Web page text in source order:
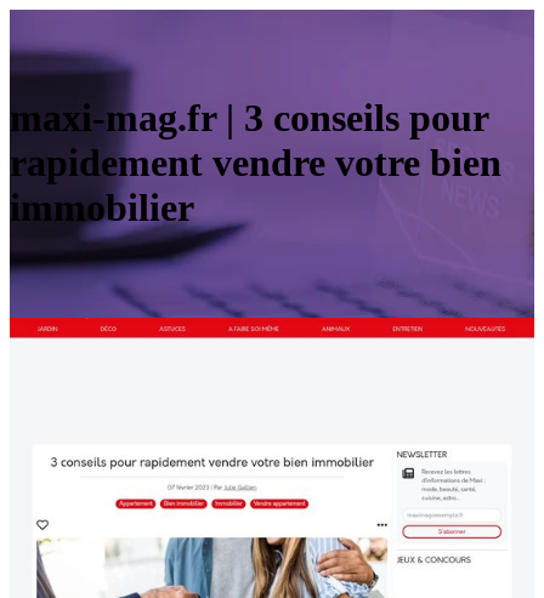
maxi-mag.fr | 3 conseils pour
rapidement vendre votre bien
immobilier